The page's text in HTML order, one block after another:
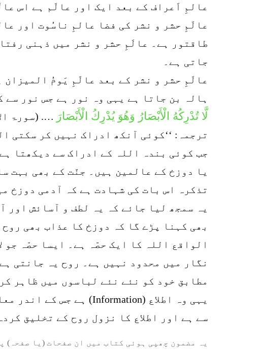
عالمِ اَعراف کے بعد ایک اور عالَم ہے اس
عالَمِ حشر و نشر کی فضا عالمِ ناسُوت اور
طاقتور ہے۔ عالَمِ حشر و نشر میں ذہنی
جاتی ہے۔
عالَمِ حشر و نشر کے بعد عالَمِ یَومُ
ہالہ بن جاتا ہے یہی وہ نور ہے جس نور
لَّا تُدْرِكُهُ الْأَبْصَارُ وَهُوَ يُدْرِكُ الْأَبْصَارَ …. (سورۃ
ترجمہ: ‘‘کوئی آنکھ ادراک نہیں کر سکتی
جب کوئی بندہ اللہ کے ادراک سے دیکھتا
یا دوزخ کے عالمین ہیں۔ جنّت کے بھی بہت
تذکرہ اس بات کی شہادت ہے کہ آدمی دوزخ
یہ سمجھ لیا جائے کہ یہ لطف و آسائش اور
بھی کہنا پڑے گا کہ دوزخ کا عذاب بھی
الواقع اللہ کا ایک حصّہ ہے۔ ایسا حصّہ جو
نگار میں محدود نہیں ہے۔ روح یہ جانتی
مطابق خود کو نئے نئے لباسوں میں ظاہر
سے ہے اور اطلاع کا نزول روح کے تخلیق
یہ مضمون چھپی ہوئی کتاب میں ان صفحات (یا صفحہ)